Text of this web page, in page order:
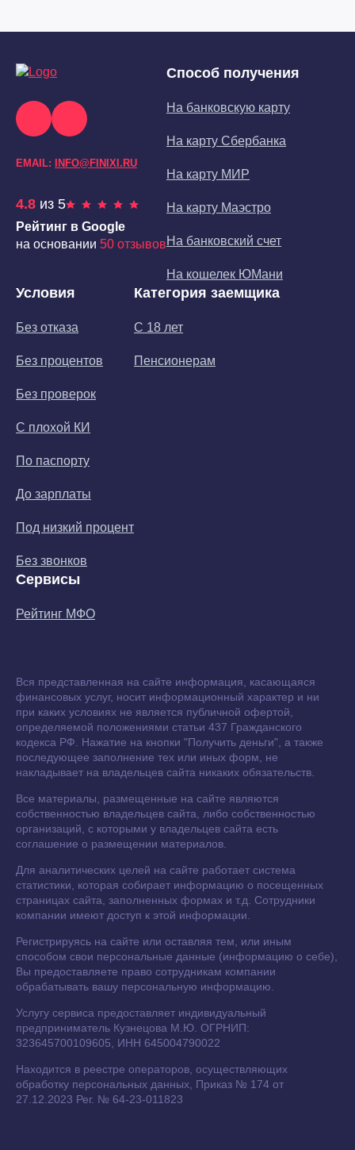
EMAIL: INFO@FINIXI.RU
4.8 из 5
Рейтинг в Google
на основании 50 отзывов
Способ получения
На банковскую карту
На карту Сбербанка
На карту МИР
На карту Маэстро
На банковский счет
На кошелек ЮМани
Условия
Без отказа
Без процентов
Без проверок
С плохой КИ
По паспорту
До зарплаты
Под низкий процент
Без звонков
Категория заемщика
С 18 лет
Пенсионерам
Сервисы
Рейтинг МФО
Вся представленная на сайте информация, касающаяся
финансовых услуг, носит информационный характер и ни
при каких условиях не является публичной офертой,
определяемой положениями статьи 437 Гражданского
кодекса РФ. Нажатие на кнопки "Получить деньги", а также
последующее заполнение тех или иных форм, не
накладывает на владельцев сайта никаких обязательств.
Все материалы, размещенные на сайте являются
собственностью владельцев сайта, либо собственностью
организаций, с которыми у владельцев сайта есть
соглашение о размещении материалов.
Для аналитических целей на сайте работает система
статистики, которая собирает информацию о посещенных
страницах сайта, заполненных формах и т.д. Сотрудники
компании имеют доступ к этой информации.
Регистрируясь на сайте или оставляя тем, или иным
способом свои персональные данные (информацию о себе),
Вы предоставляете право сотрудникам компании
обрабатывать вашу персональную информацию.
Услугу сервиса предоставляет индивидуальный
предприниматель Кузнецова М.Ю. ОГРНИП:
323645700109605, ИНН 645004790022
Находится в реестре операторов, осуществляющих
обработку персональных данных, Приказ № 174 от
27.12.2023 Рег. № 64-23-011823